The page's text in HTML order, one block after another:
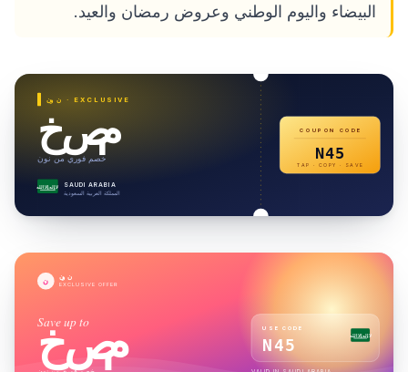
البيضاء واليوم الوطني وعروض رمضان والعيد.
نون · EXCLUSIVE
خصم
خصم فوري من نون
لا إله إلا الله SAUDI ARABIA
المملكة العربية السعودية
COUPON CODE
N45
TAP · COPY · SAVE
ن نون
EXCLUSIVE OFFER
Save up to
خصم USE CODE
N45
لا إله إلا الله